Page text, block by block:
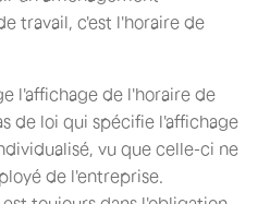
travail, c'est l'horaire de
l'affichage de l'horaire de
de loi qui spécifie l'affichage
vu que celle-ci ne
de l'entreprise.